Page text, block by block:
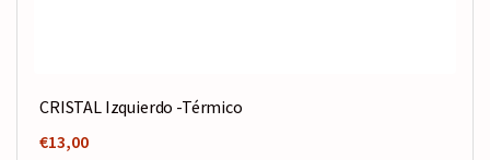
CRISTAL Izquierdo -Térmico
€13,00